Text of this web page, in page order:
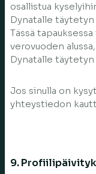
osallistua
Dynatalle
Tässä
verovuoden
Dynatalle
Jos sinulla on
yhteystiedon
9.